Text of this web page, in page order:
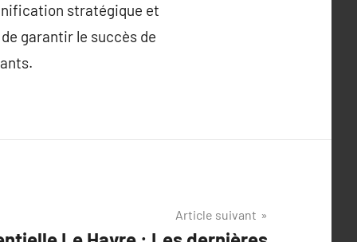
stratégique et
garantir le succès de
Article suivant